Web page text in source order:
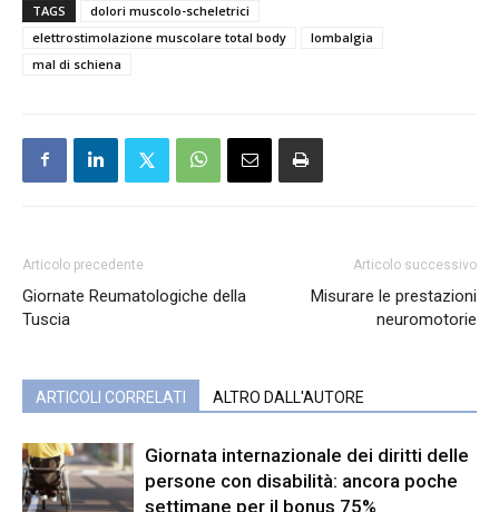
TAGS
dolori muscolo-scheletrici
elettrostimolazione muscolare total body
lombalgia
mal di schiena
Articolo precedente
Giornate Reumatologiche della
Tuscia
Articolo successivo
Misurare le prestazioni
neuromotorie
ARTICOLI CORRELATI ALTRO DALL'AUTORE
Giornata internazionale dei diritti delle
persone con disabilità: ancora poche
settimane per il bonus 75%